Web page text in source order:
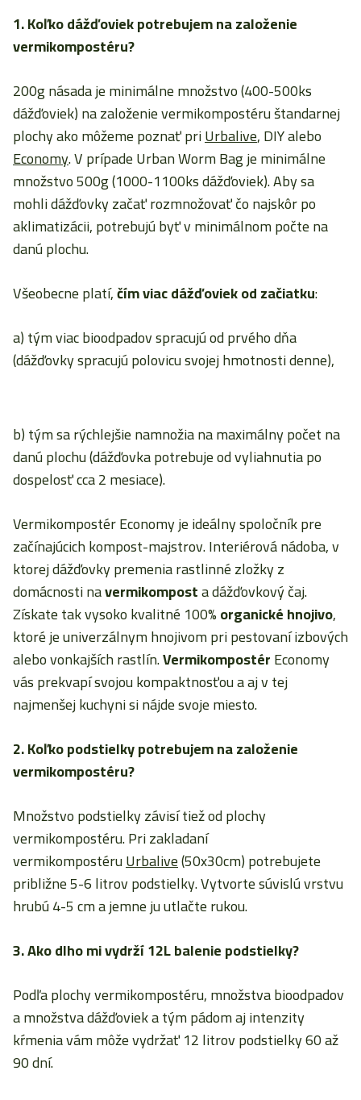
1. Koľko dážďoviek potrebujem na založenie
vermikompostéru?
200g násada je minimálne množstvo (400-500ks
dážďoviek) na založenie vermikompostéru štandarnej
plochy ako môžeme poznať priUrbalive, DIY alebo
Economy. V prípade Urban Worm Bag je minimálne
množstvo 500g (1000-1100ks dážďoviek). Aby sa
mohli dážďovky začať rozmnožovať čo najskôr po
aklimatizácii, potrebujú byť v minimálnom počte na
danú plochu.
Všeobecne platí,čím viac dážďoviek od začiatku:
a) tým viac bioodpadov spracujú od prvého dňa
(dážďovky spracujú polovicu svojej hmotnosti denne),
b) tým sa rýchlejšie namnožia na maximálny počet na
danú plochu (dážďovka potrebuje od vyliahnutia po
dospelosť cca 2 mesiace).
Vermikompostér Economy je ideálny spoločník pre
začínajúcich kompost-majstrov. Interiérová nádoba, v
ktorej dážďovky premenia rastlinné zložky z
domácnosti navermikomposta dážďovkový čaj.
Získate tak vysoko kvalitné 100%organické hnojivo,
ktoré je univerzálnym hnojivom pri pestovaní izbových
alebo vonkajších rastlín.VermikompostérEconomy
vás prekvapí svojou kompaktnosťou a aj v tej
najmenšej kuchyni si nájde svoje miesto.
2. Koľko podstielky potrebujem na založenie
vermikompostéru?
Množstvo podstielky závisí tiež od plochy
vermikompostéru. Pri zakladaní
vermikompostéruUrbalive(50x30cm) potrebujete
približne 5-6 litrov podstielky. Vytvorte súvislú vrstvu
hrubú 4-5 cm a jemne ju utlačte rukou.
3. Ako dlho mi vydrží 12L balenie podstielky?
Podľa plochy vermikompostéru, množstva bioodpadov
a množstva dážďoviek a tým pádom aj intenzity
kŕmenia vám môže vydržať 12 litrov podstielky 60 až
90 dní.